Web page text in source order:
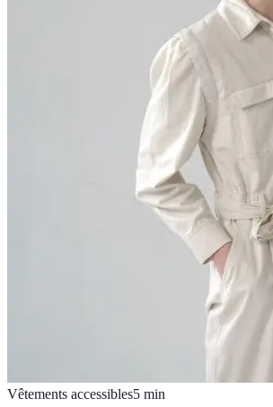
Vêtements accessibles5 min